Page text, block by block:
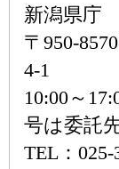
新潟県庁
〒950-
4-1
10:00～
号は委託
TEL：025-